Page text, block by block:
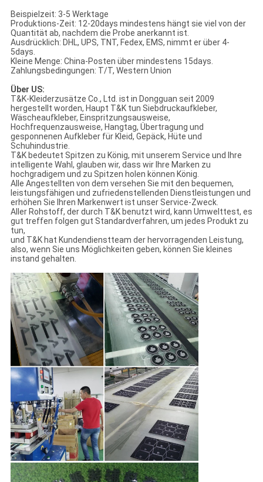
Beispielzeit: 3-5 Werktage
Produktions-Zeit: 12-20days mindestens hängt sie viel von der
Quantität ab, nachdem die Probe anerkannt ist.
Ausdrücklich: DHL, UPS, TNT, Fedex, EMS, nimmt er über 4-
5days.
Kleine Menge: China-Posten über mindestens 15days.
Zahlungsbedingungen: T/T, Western Union
Über US:
T&K-Kleiderzusätze Co., Ltd. ist in Dongguan seit 2009
hergestellt worden, Haupt T&K tun Siebdruckaufkleber,
Wäscheaufkleber, Einspritzungsausweise,
Hochfrequenzausweise, Hangtag, Übertragung und
gesponnenen Aufkleber für Kleid, Gepäck, Hüte und
Schuhindustrie.
T&K bedeutet Spitzen zu König, mit unserem Service und Ihre
intelligente Wahl, glauben wir, dass wir Ihre Marken zu
hochgradigem und zu Spitzen holen können König.
Alle Angestellten von dem versehen Sie mit den bequemen,
leistungsfähigen und zufriedenstellenden Dienstleistungen und
erhöhen Sie Ihren Markenwert ist unser Service-Zweck.
Aller Rohstoff, der durch T&K benutzt wird, kann Umwelttest, es
gut treffen folgen gut Standardverfahren, um jedes Produkt zu
tun,
und T&K hat Kundendienstteam der hervorragenden Leistung,
also, wenn Sie uns Möglichkeiten geben, können Sie kleines
instand gehalten.